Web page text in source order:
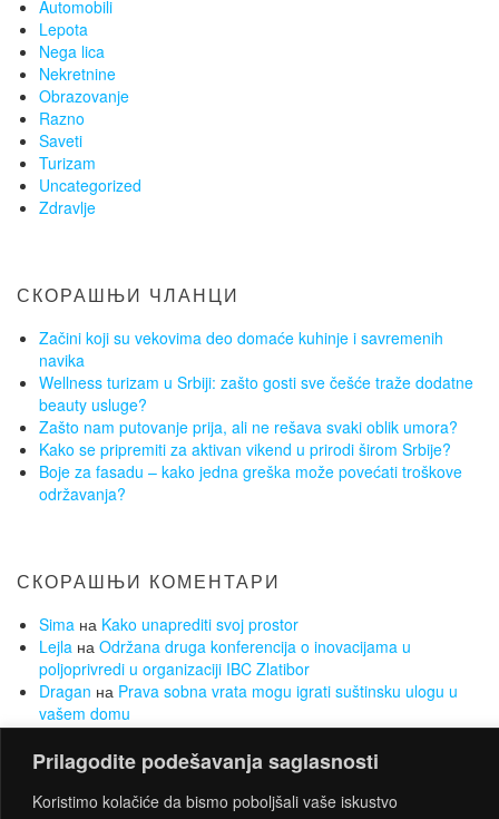
Prilagodite podešavanja saglasnosti
Koristimo kolačiće da bismo poboljšali vaše iskustvo
Automobili
Lepota
Nega lica
Nekretnine
Obrazovanje
Razno
Saveti
Turizam
Uncategorized
Zdravlje
СКОРАШЊИ ЧЛАНЦИ
Začini koji su vekovima deo domaće kuhinje i savremenih
navika
Wellness turizam u Srbiji: zašto gosti sve češće traže dodatne
beauty usluge?
Zašto nam putovanje prija, ali ne rešava svaki oblik umora?
Kako se pripremiti za aktivan vikend u prirodi širom Srbije?
Boje za fasadu – kako jedna greška može povećati troškove
održavanja?
СКОРАШЊИ КОМЕНТАРИ
Sima на Kako unaprediti svoj prostor
Lejla на Održana druga konferencija o inovacijama u
poljoprivredi u organizaciji IBC Zlatibor
Dragan на Prava sobna vrata mogu igrati suštinsku ulogu u
vašem domu
SimaнаKoje opcije se nude za pronalazak posla ukoliko
nemate radnog iskustva
на
Želite da smršate, a da Vam to ne bude opterećenje?
Za to su najbolji sobni bicikli